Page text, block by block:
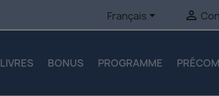
Français 
LIVRES BONUS PROGRAMME